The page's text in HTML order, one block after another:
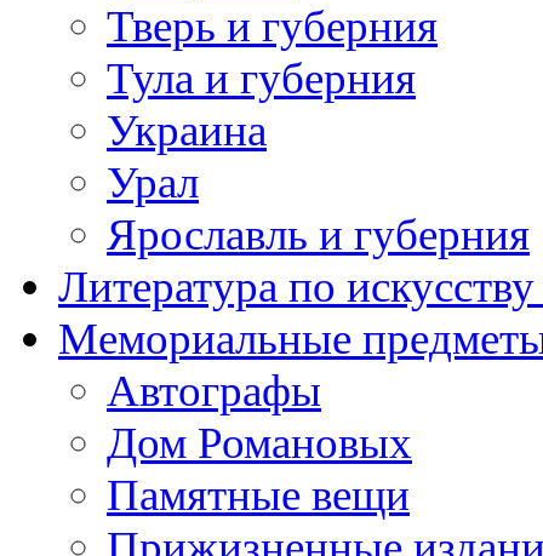
Тверь и губерния
Тула и губерния
Украина
Урал
Ярославль и губерния
Литература по
Мемориальные
Автографы
Дом Романовых
Памятные вещи